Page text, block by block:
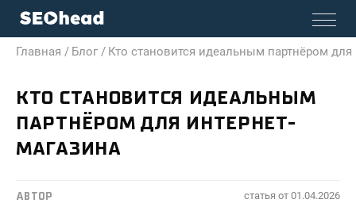
Главная / Блог / Кто становится идеальным партнёром для
КТО СТАНОВИТСЯ ИДЕАЛЬНЫМ
ПАРТНЁРОМ ДЛЯ ИНТЕРНЕТ-
МАГАЗИНА
АВТОР статья от 01.04.2026